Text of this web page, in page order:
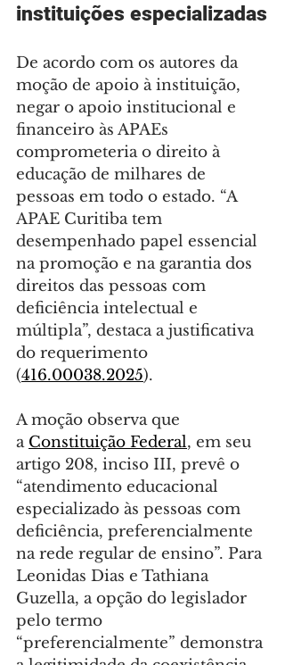
instituições especializadas
De acordo com os autores da
moção de apoio à instituição,
negar o apoio institucional e
financeiro às APAEs
comprometeria o direito à
educação de milhares de
pessoas em todo o estado. “A
APAE Curitiba tem
desempenhado papel essencial
na promoção e na garantia dos
direitos das pessoas com
deficiência intelectual e
múltipla”, destaca a justificativa
do requerimento
(416.00038.2025).
A moção observa que
a Constituição Federal, em seu
artigo 208, inciso III, prevê o
“atendimento educacional
especializado às pessoas com
deficiência, preferencialmente
na rede regular de ensino”. Para
Leonidas Dias e Tathiana
Guzella, a opção do legislador
pelo termo
“preferencialmente” demonstra